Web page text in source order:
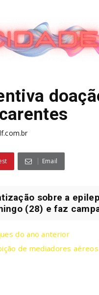
Email
sobre a
(28) e faz
do ano anterior
de mediadores